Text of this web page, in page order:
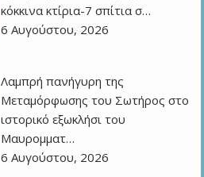
κόκκινα κτίρια-7 σπίτια σ…
6 Αυγούστου, 2026
Λαμπρή πανήγυρη της
Μεταμόρφωσης του Σωτήρος στο
ιστορικό εξωκλήσι του
Μαυρομματ…
6 Αυγούστου, 2026